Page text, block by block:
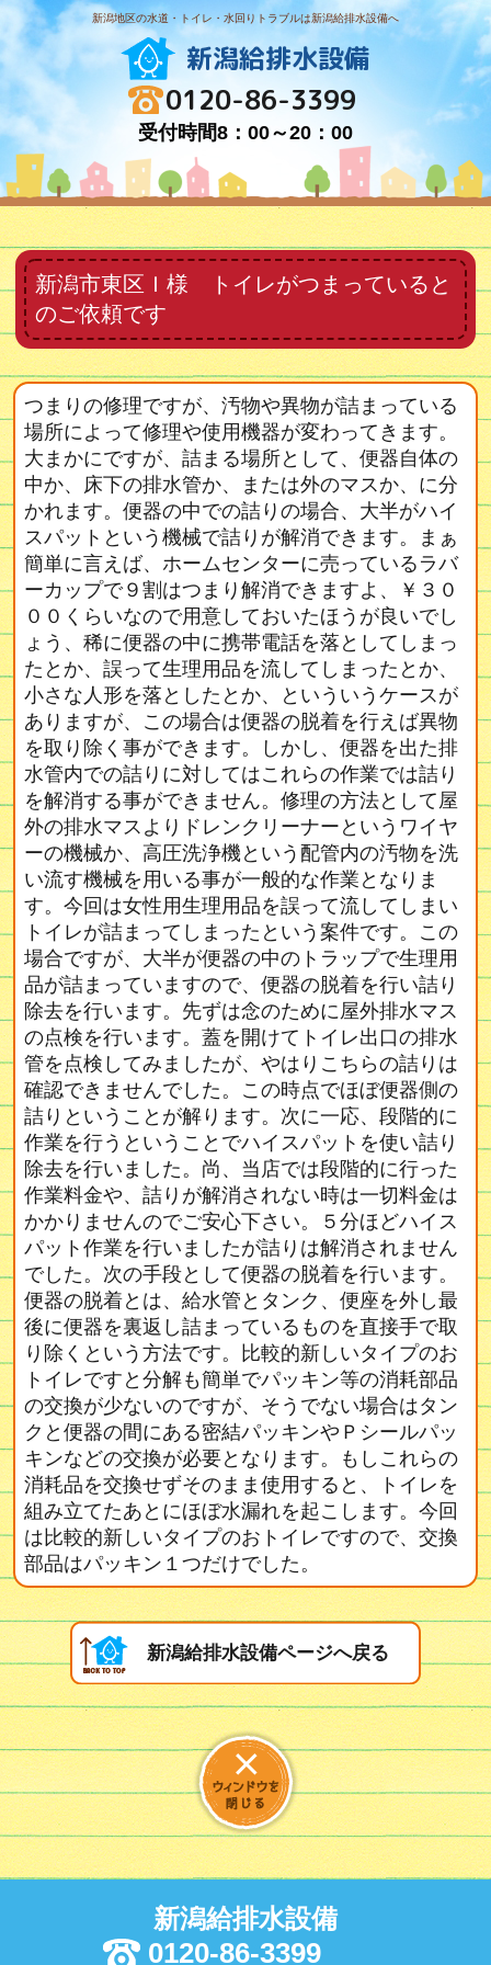
新潟地区の水道・トイレ・水回りトラブルは新潟給排水設備へ
新潟給排水設備
0120-86-3399
受付時間8：00～20：00
新潟市東区Ｉ様 トイレがつまっていると
のご依頼です
つまりの修理ですが、汚物や異物が詰まっている
場所によって修理や使用機器が変わってきます。
大まかにですが、詰まる場所として、便器自体の
中か、床下の排水管か、または外のマスか、に分
かれます。便器の中での詰りの場合、大半がハイ
スパットという機械で詰りが解消できます。まぁ
簡単に言えば、ホームセンターに売っているラバ
ーカップで９割はつまり解消できますよ、￥３０
００くらいなので用意しておいたほうが良いでし
ょう、稀に便器の中に携帯電話を落としてしまっ
たとか、誤って生理用品を流してしまったとか、
小さな人形を落としたとか、といういうケースが
ありますが、この場合は便器の脱着を行えば異物
を取り除く事ができます。しかし、便器を出た排
水管内での詰りに対してはこれらの作業では詰り
を解消する事ができません。修理の方法として屋
外の排水マスよりドレンクリーナーというワイヤ
ーの機械か、高圧洗浄機という配管内の汚物を洗
い流す機械を用いる事が一般的な作業となりま
す。今回は女性用生理用品を誤って流してしまい
トイレが詰まってしまったという案件です。この
場合ですが、大半が便器の中のトラップで生理用
品が詰まっていますので、便器の脱着を行い詰り
除去を行います。先ずは念のために屋外排水マス
の点検を行います。蓋を開けてトイレ出口の排水
管を点検してみましたが、やはりこちらの詰りは
確認できませんでした。この時点でほぼ便器側の
詰りということが解ります。次に一応、段階的に
作業を行うということでハイスパットを使い詰り
除去を行いました。尚、当店では段階的に行った
作業料金や、詰りが解消されない時は一切料金は
かかりませんのでご安心下さい。５分ほどハイス
パット作業を行いましたが詰りは解消されません
でした。次の手段として便器の脱着を行います。
便器の脱着とは、給水管とタンク、便座を外し最
後に便器を裏返し詰まっているものを直接手で取
り除くという方法です。比較的新しいタイプのお
トイレですと分解も簡単でパッキン等の消耗部品
の交換が少ないのですが、そうでない場合はタン
クと便器の間にある密結パッキンやＰシールパッ
キンなどの交換が必要となります。もしこれらの
消耗品を交換せずそのまま使用すると、トイレを
組み立てたあとにほぼ水漏れを起こします。今回
は比較的新しいタイプのおトイレですので、交換
部品はパッキン１つだけでした。
新潟給排水設備ページへ戻る
新潟給排水設備
0120-86-3399